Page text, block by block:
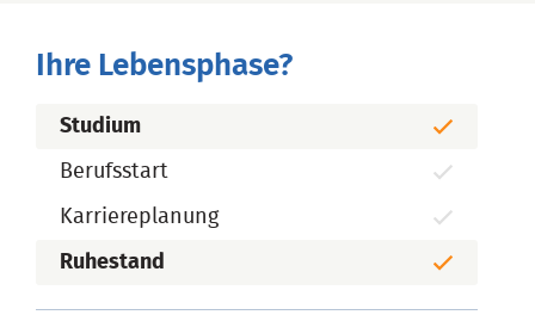
Ihre Lebensphase?
Studium
Berufsstart
Karriereplanung
Ruhestand